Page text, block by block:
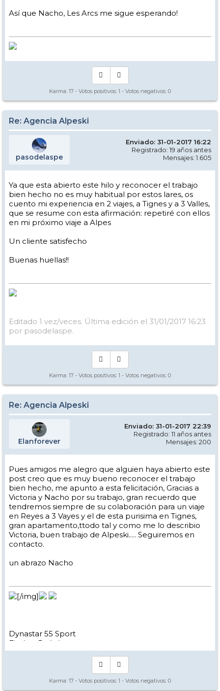
Así que Nacho, Les Arcs me sigue esperando!
Karma: 17 - Votos positivos: 1 - Votos negativos: 0
Re: Agencia Alpeski
pasodelaspe
Enviado: 31-01-2017 16:22
Registrado: 19 años antes
Mensajes: 1.605
Ya que esta abierto este hilo y reconocer el trabajo
bien hecho no es muy habitual por estos lares, os
cuento mi experiencia en 2 viajes, a Tignes y a 3 Valles,
que se resume con esta afirmación: repetiré con ellos
en mi próximo viaje a Alpes
Un cliente satisfecho
Buenas huellas!!
Editado 1 vez/veces. Última edición el 31/01/2017 16:23
por pasodelaspe.
Karma: 17 - Votos positivos: 1 - Votos negativos: 0
Re: Agencia Alpeski
Elanforever
Enviado: 31-01-2017 22:39
Registrado: 11 años antes
Mensajes: 200
Pues amigos me alegro que alguien haya abierto este
post creo que es muy bueno reconocer el trabajo
bien hecho, me apunto a esta felicitación, Gracias a
Victoria y Nacho por su trabajo, gran recuerdo que
tendremos siempre de su colaboración para un viaje
en Reyes a 3 Vayes y el de esta purisima en Tignes,
gran apartamento,ttodo tal y como me lo describio
Victoria, buen trabajo de Alpeski..... Seguiremos en
contacto.
un abrazo Nacho
[/img]
Dynastar 55 Sport
Fischer Rc4 sls
Elan Webflex 11
Karma: 17 - Votos positivos: 1 - Votos negativos: 0